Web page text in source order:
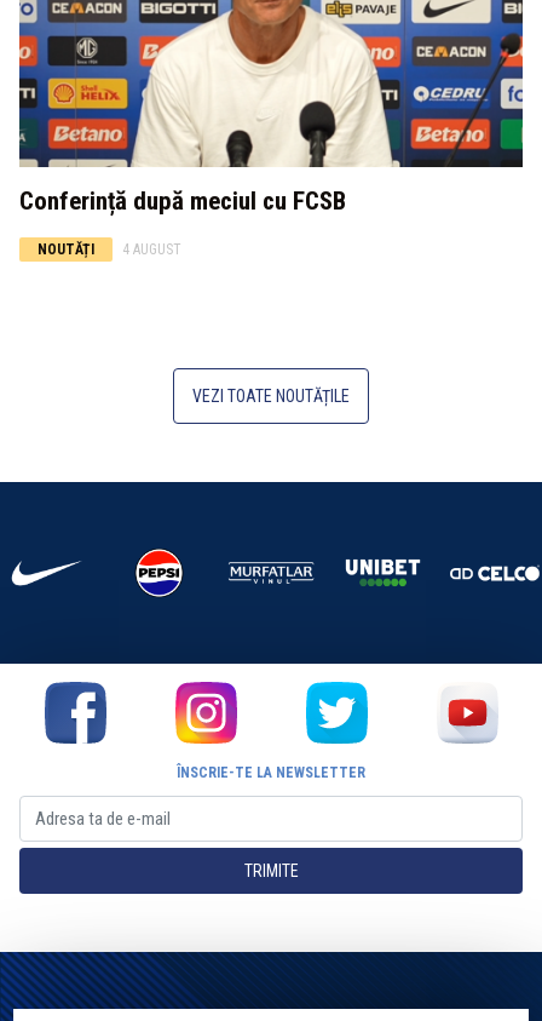
Conferință după meciul cu FCSB
NOUTĂȚI 4 AUGUST
VEZI TOATE NOUTĂȚILE
ÎNSCRIE-TE LA NEWSLETTER
TRIMITE